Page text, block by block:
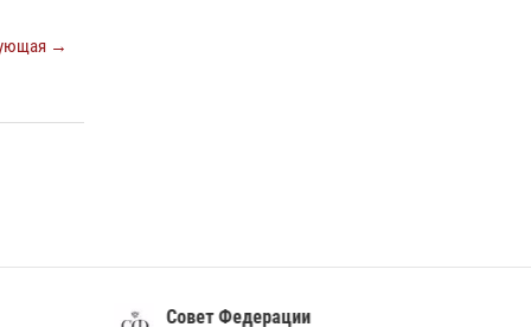
→
Совет Федерации